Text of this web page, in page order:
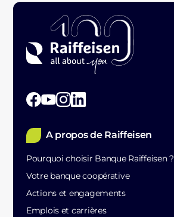
A propos de Raiffeisen
Pourquoi choisir Banque Raiffeisen ?
Votre banque coopérative
Actions et engagements
Emplois et carrières